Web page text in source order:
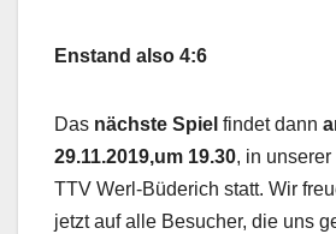
Enstand also 4:6
Das nächste Spiel findet dann
29.11.2019,um 19.30, in
TTV Werl-Büderich statt. Wir
jetzt auf alle Besucher, die uns